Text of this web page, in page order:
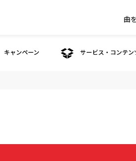
曲
キャンペーン サービス・コンテン